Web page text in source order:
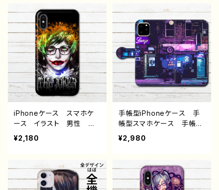
ズ 高校生 男子 iPhon
e17/16/15/14/13 AQUOS
Xperia Googlepixel
Galaxy Android ア
ンドロイド ケース ピア
ス ツインテール タトゥ
ー 生足 個性的 おすす
め 人気 イラストレータ
ー クリエイター 絵師
オリジナル デザイン グッ
ズ タイトル：デッドオアア
ライブ 作：nero
ァンタジー ノスタルジッ
ク メンズ レディース
女子 iPhone5/6/6s/7/8
iPhoneXs/X AQUOS
sense 4 5 6 Xperia G
ooglepixel Android
アンドロイド ケース 個
性的 おすすめ 黒髪 シ
ョートカット ボブヘア ワ
ンピース 人気 イラスト
レーター クリエイター
絵師 グッズ タイトル：話
か G-6
iPhoneケース スマホケ
ース イラスト 男性 か
っこいい イケメン クー
ル エモい ロック 病
ホラー 高校生 男子 iP
hone17/16/15/14/13 AQ
UOS Xperia Googlep
¥2,180
手帳型iPhoneケース 手
帳型スマホケース 手帳
型 全機種対応 高校生
男子 iPhone17/16/15/1
かれて J1-9
¥2,980